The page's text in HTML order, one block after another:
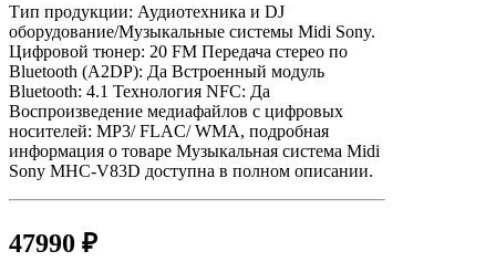
Тип продукции: Аудиотехника и DJ
оборудование/Музыкальные системы Midi Sony.
Цифровой тюнер: 20 FM Передача стерео по
Bluetooth (A2DP): Да Встроенный модуль
Bluetooth: 4.1 Технология NFC: Да
Воспроизведение медиафайлов с цифровых
носителей: MP3/ FLAC/ WMA, подробная
информация о товаре Музыкальная система Midi
Sony MHC-V83D доступна в полном описании.
47990 ₽